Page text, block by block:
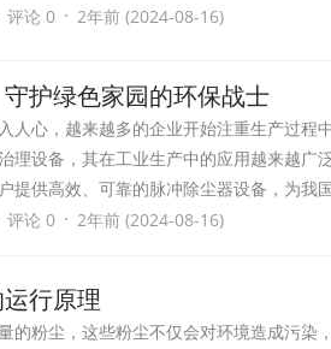
评论 0 · 2年前 (2024-08-16)
护绿色家园的环保战士
人心，越来越多的企业开始注重生产过程
理设备，其在工业生产中的应用越来越广
提供高效、可靠的脉冲除尘器设备，为我
评论 0 · 2年前 (2024-08-16)
行原理
的粉尘，这些粉尘不仅会对环境造成污染